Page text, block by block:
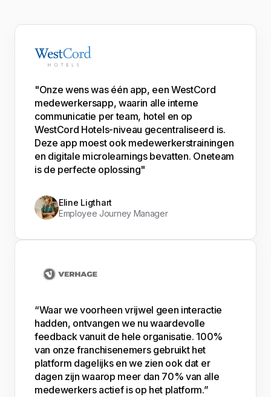
"Onze wens was één app, een WestCord
medewerkersapp, waarin alle interne
communicatie per team, hotel en op
WestCord Hotels-niveau gecentraliseerd is.
Deze app moest ook medewerkerstrainingen
en digitale microlearnings bevatten. Oneteam
is de perfecte oplossing"
Eline Ligthart
Employee Journey Manager
“Waar we voorheen vrijwel geen interactie
hadden, ontvangen we nu waardevolle
feedback vanuit de hele organisatie. 100%
van onze franchisenemers gebruikt het
platform dagelijks en we zien ook dat er
dagen zijn waarop meer dan 70% van alle
medewerkers actief is op het platform.”